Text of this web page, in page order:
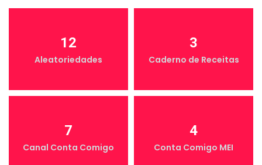
12
Aleatoriedades
3
Caderno de Receitas
7
Canal Conta Comigo
4
Conta Comigo MEI